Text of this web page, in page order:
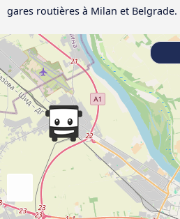
gares routières à Milan et Belgrade.